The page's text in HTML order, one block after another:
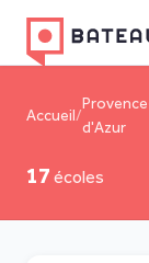
Accueil/
d'Azur
17 écoles